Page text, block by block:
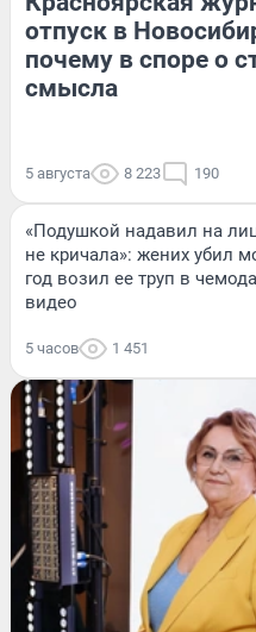
отпуск в
почему в споре о
смысла
5 августа 8 223 190
«Подушкой надавил на
не кричала»: жених убил
год возил ее труп в
видео
5 часов 1 451